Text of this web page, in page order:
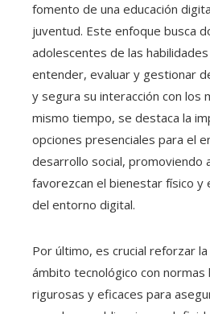
fomento de una educación
juventud. Este enfoque busca
adolescentes de las
entender, evaluar y gestionar
y segura su interacción con los
mismo tiempo, se destaca la
opciones presenciales para el
desarrollo social, promoviendo
favorezcan el bienestar físico y
del entorno digital.
Por último, es crucial reforzar
ámbito tecnológico con normas
rigurosas y eficaces para